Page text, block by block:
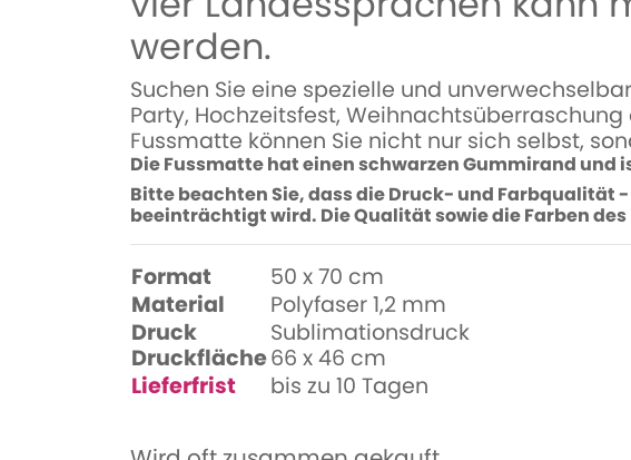
werden.
Suchen Sie eine spezielle und
Party, Hochzeitsfest,
Fussmatte können Sie nicht nur sich selbst,
Die Fussmatte hat einen schwarzen Gummirand
Bitte beachten Sie, dass die Druck- und Farbqualität
beeinträchtigt wird. Die Qualität sowie die Farben
Format
50 x 70 cm
Material
Polyfaser 1,2 mm
Druck
Druckfläche
Sublimationsdruck
66 x 46 cm
Lieferfrist
bis zu 10 Tagen